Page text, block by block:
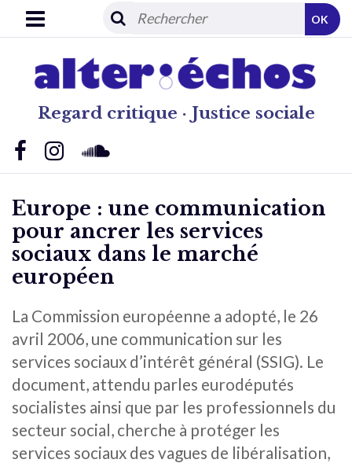
Regard critique · Justice sociale
OK
Europe : une communication
pour ancrer les services
sociaux dans le marché
européen
La Commission européenne a adopté, le 26
avril 2006, une communication sur les
services sociaux d’intérêt général (SSIG). Le
document, attendu parles eurodéputés
socialistes ainsi que par les professionnels du
secteur social, cherche à protéger les
services sociaux des vagues de libéralisation,